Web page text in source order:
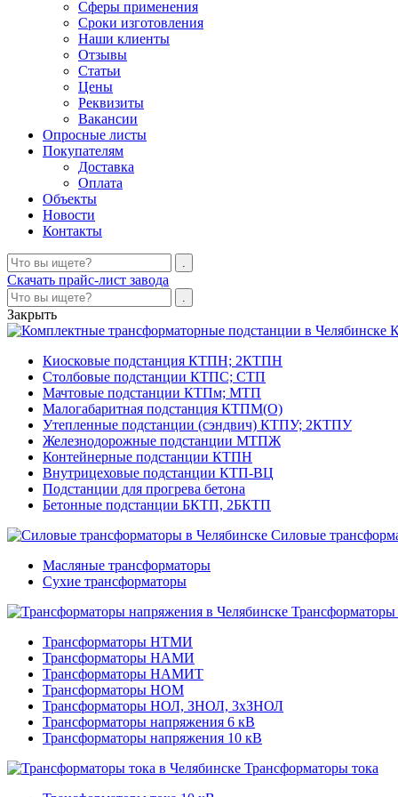
Сферы применения
Сроки изготовления
Наши клиенты
Отзывы
Статьи
Цены
Реквизиты
Вакансии
Опросные листы
Покупателям
Доставка
Оплата
Объекты
Новости
Контакты
Скачать прайс-лист завода
Закрыть
Киосковые подстанция КТПН; 2КТПН
Столбовые подстанции КТПС; СТП
Мачтовые подстанции КТПм; МТП
Малогабаритная подстанция КТПМ(О)
Утепленные подстанции (сэндвич) КТПУ; 2КТПУ
Железнодорожные подстанции МТПЖ
Контейнерные подстанции КТПН
Внутрицеховые подстанции КТП-ВЦ
Подстанции для прогрева бетона
Бетонные подстанции БКТП, 2БКТП
Силовые
Масляные трансформаторы
Сухие трансформаторы
Трансформаторы НТМИ
Трансформаторы НАМИ
Трансформаторы НАМИТ
Трансформаторы НОМ
Трансформаторы НОЛ, ЗНОЛ, 3хЗНОЛ
Трансформаторы напряжения 6 кВ
Трансформаторы напряжения 10 кВ
Трансформаторы тока